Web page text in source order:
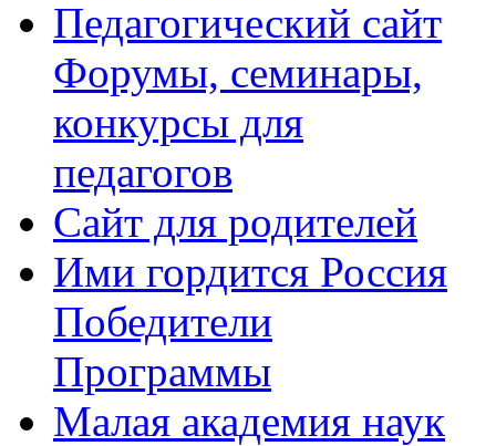
Педагогический сайт
Форумы, семинары,
конкурсы для
педагогов
Сайт для родителей
Ими гордится Россия
Победители
Программы
Малая академия наук